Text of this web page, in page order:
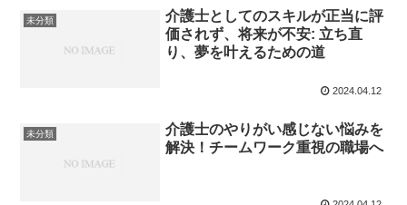
未分類
介護士としてのスキルが正当に評
価されず、将来が不安: 立ち直
り、夢を叶えるための道
2024.04.12
未分類
介護士のやりがい感じない悩みを
解決！チームワーク重視の職場へ